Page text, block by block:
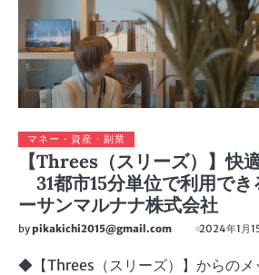
マネー・資産・副業
【Threes（スリーズ）】快
31都市15分単位で利用でき
ーサンマルナナ株式会社
bypikakichi2015@gmail.com 2024年1月
◆【Threes（スリーズ）】からの